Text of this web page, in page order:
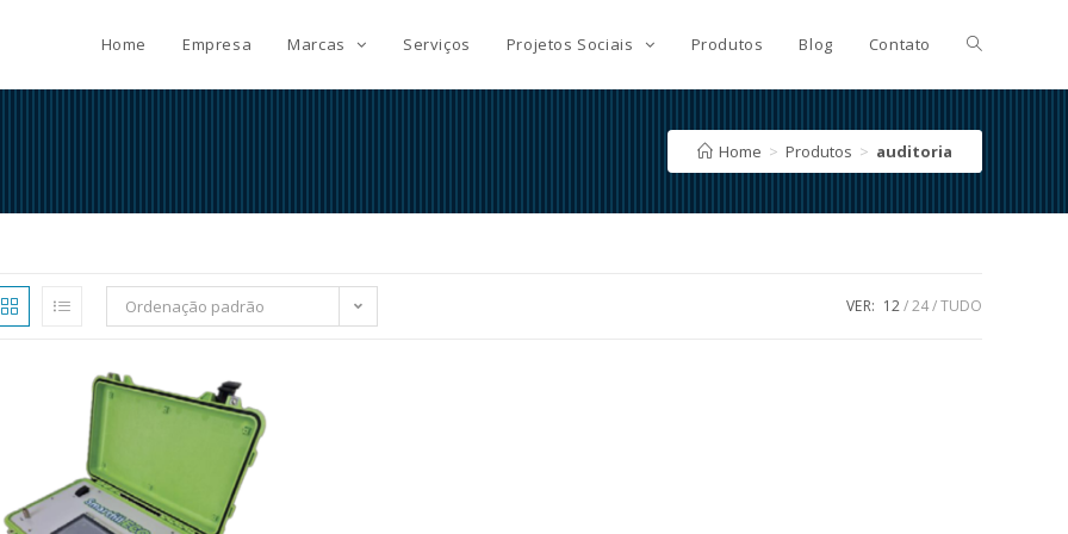
Home Empresa Marcas Serviços Projetos Sociais Produtos Blog Contato
Home > Produtos > auditoria
Ordenação padrão VER: 12 24 TUDO